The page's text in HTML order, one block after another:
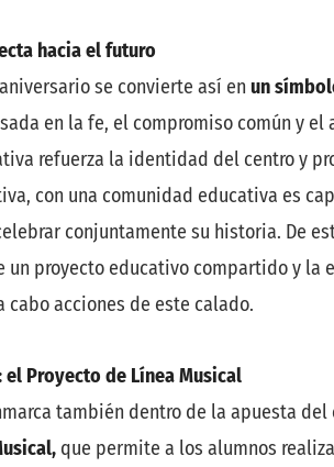
hacia el futuro
se convierte así en un
en la fe, el compromiso común y
refuerza la identidad del centro y
con una comunidad educativa es
conjuntamente su historia. De
un proyecto educativo compartido y
cabo acciones de este calado.
Proyecto de Línea Musical
también dentro de la apuesta
que permite a los alumnos